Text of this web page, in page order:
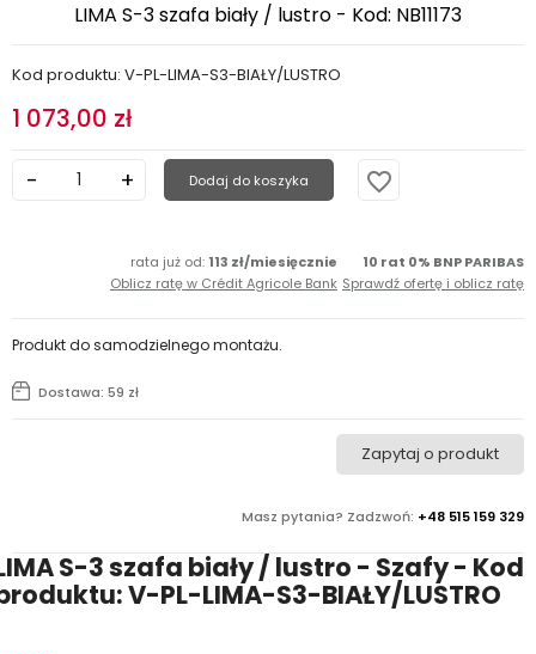
LIMA S-3 szafa biały / lustro - Kod: NB11173
Kod produktu: V-PL-LIMA-S3-BIAŁY/LUSTRO
1 073,00 zł
Dodaj do koszyka favorite_border
rata już od: 113 zł/miesięcznie
Oblicz ratę w Crédit Agricole Bank
10 rat 0% BNP PARIBAS
Sprawdź ofertę i oblicz ratę
Masz pytania? Zadzwoń: +48 515 159 329
Zapytaj o produkt
Dostawa: 59 zł
Produkt do samodzielnego montażu.
S-3 szafa biały / lustro - Szafy - Kod
V-PL-LIMA-S3-BIAŁY/LUSTRO